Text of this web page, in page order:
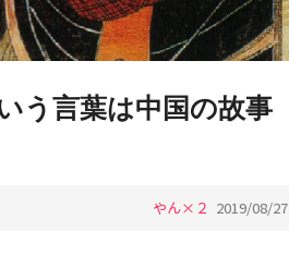
う言葉は中国の故事
やん×２ 2019/08/27